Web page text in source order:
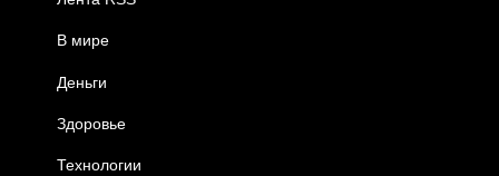
В мире
Деньги
Здоровье
Технологии